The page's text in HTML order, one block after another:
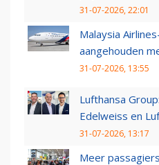
31-07-2026, 22:01
Malaysia
aangehouden
31-07-2026, 13:55
Lufthansa
Edelweiss en
31-07-2026, 13:17
Meer